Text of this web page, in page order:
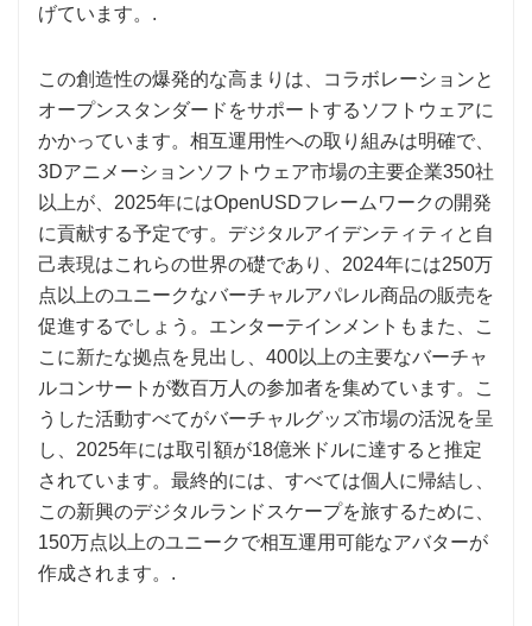
げています。.
この創造性の爆発的な高まりは、コラボレーションと
オープンスタンダードをサポートするソフトウェアに
かかっています。相互運用性への取り組みは明確で、
3Dアニメーションソフトウェア市場の主要企業350社
以上が、2025年にはOpenUSDフレームワークの開発
に貢献する予定です。デジタルアイデンティティと自
己表現はこれらの世界の礎であり、2024年には250万
点以上のユニークなバーチャルアパレル商品の販売を
促進するでしょう。エンターテインメントもまた、こ
こに新たな拠点を見出し、400以上の主要なバーチャ
ルコンサートが数百万人の参加者を集めています。こ
うした活動すべてがバーチャルグッズ市場の活況を呈
し、2025年には取引額が18億米ドルに達すると推定
されています。最終的には、すべては個人に帰結し、
この新興のデジタルランドスケープを旅するために、
150万点以上のユニークで相互運用可能なアバターが
作成されます。.